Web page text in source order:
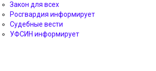
Закон для всех
Росгвардия информирует
Судебные вести
УФСИН информирует